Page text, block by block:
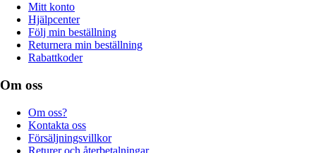
Mitt konto
Hjälpcenter
Följ min beställning
Returnera min beställning
Rabattkoder
Om oss
Om oss?
Kontakta oss
Försäljningsvillkor
Returer och återbetalningar